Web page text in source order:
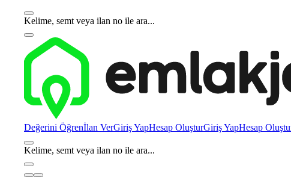
Kelime, semt veya ilan no ile ara...
Değerini Öğrenİlan VerGiriş YapHesap OluşturGiriş YapHesap
Kelime, semt veya ilan no ile ara...